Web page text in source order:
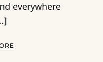
everywhere